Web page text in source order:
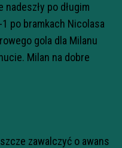
po długim
po bramkach Nicolasa
gola dla Milanu
Milan na dobre
zawalczyć o awans